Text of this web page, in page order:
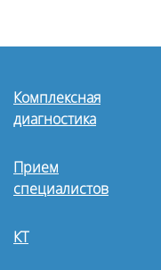
Комплексная
диагностика
Прием
специалистов
КТ